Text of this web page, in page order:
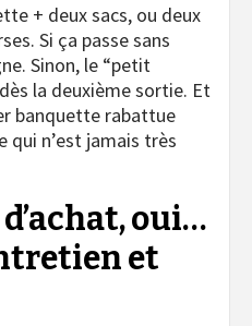
+ deux sacs, ou deux
Si ça passe sans
Sinon, le “petit
la deuxième sortie. Et
banquette rabattue
qui n’est jamais très
oui…
et